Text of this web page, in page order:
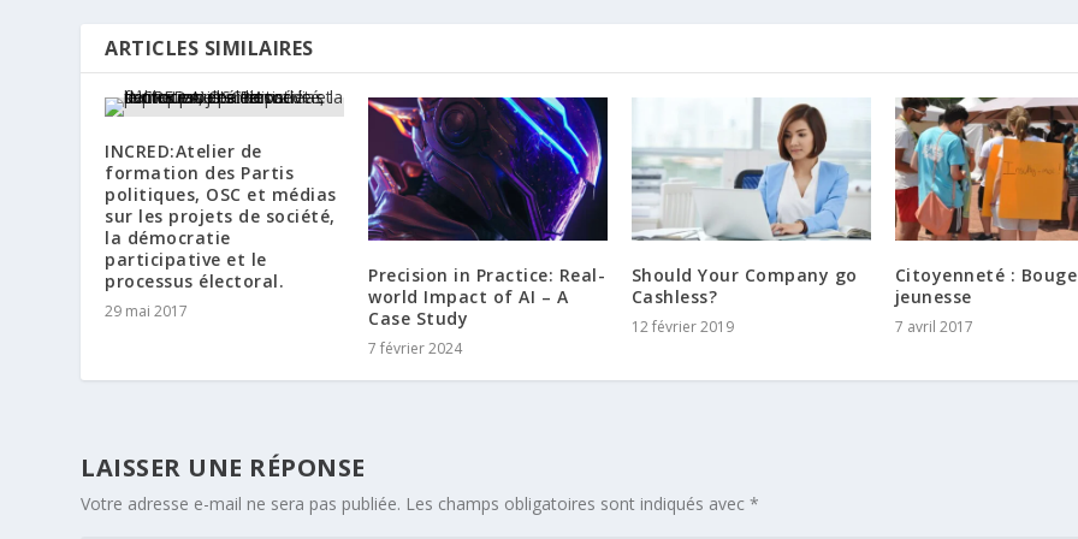
ARTICLES SIMILAIRES
INCRED:Atelier de
formation des Partis
politiques, OSC et médias
sur les projets de société,
la démocratie
participative et le
processus électoral.
29 mai 2017
Precision in Practice: Real-
world Impact of AI – A
Case Study
7 février 2024
Should Your Company go
Cashless?
12 février 2019
Citoyenneté :
jeunesse
7 avril 2017
LAISSER UNE RÉPONSE
Votre adresse e-mail ne sera pas publiée. Les champs obligatoires sont indiqués avec*